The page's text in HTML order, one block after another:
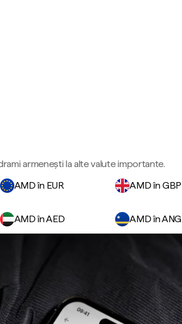
armenești la alte valute importante.
AMD în EUR AMD în GBP
AMD în AED AMD în ANG